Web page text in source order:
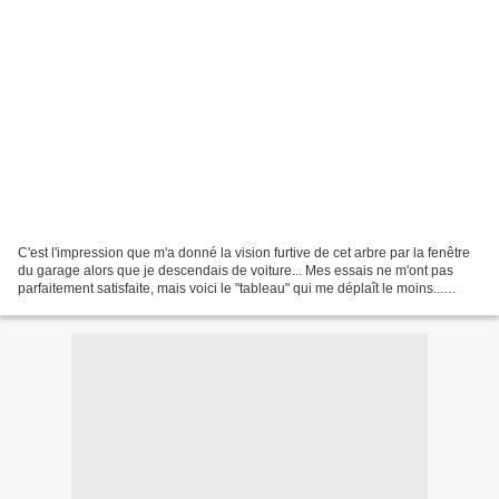
C'est l'impression que m'a donné la vision furtive de cet arbre par la fenêtre
du garage alors que je descendais de voiture... Mes essais ne m'ont pas
parfaitement satisfaite, mais voici le "tableau" qui me déplaît le moins...